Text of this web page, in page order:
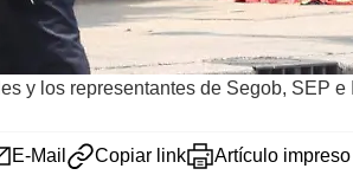
y los representantes de Segob, SEP
E-Mail Copiar link Artículo impreso